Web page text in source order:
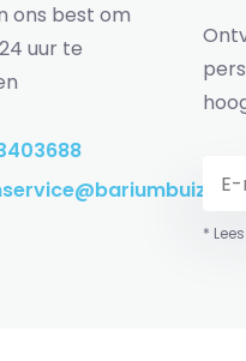
ons best om
uur te
*